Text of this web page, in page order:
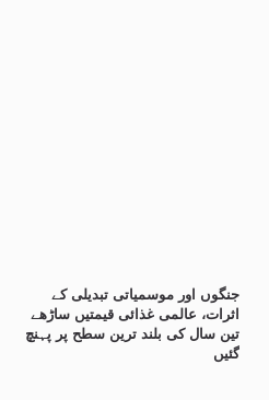
جنگوں اور موسمیاتی تبدیلی کے
اثرات، عالمی غذائی قیمتیں ساڑھے
تین سال کی بلند ترین سطح پر پہنچ
گئیں